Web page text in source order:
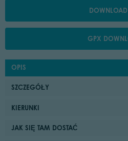
DOWNLOAD
GPX
OPIS
SZCZEGÓŁY
KIERUNKI
JAK SIĘ TAM DOSTAĆ